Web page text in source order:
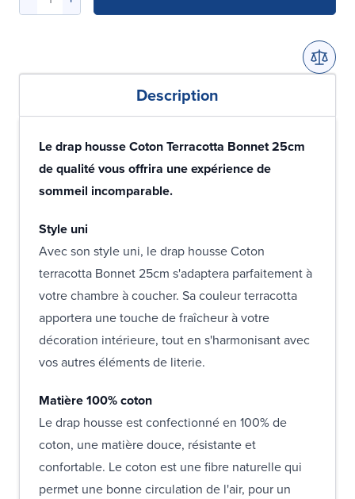
Description
Le drap housse Coton Terracotta Bonnet 25cm
de qualité vous offrira une expérience de
sommeil incomparable.
Style uni
Avec son style uni, le drap housse Coton
terracotta Bonnet 25cm s'adaptera parfaitement à
votre chambre à coucher. Sa couleur terracotta
apportera une touche de fraîcheur à votre
décoration intérieure, tout en s'harmonisant avec
vos autres éléments de literie.
Matière 100% coton
Le drap housse est confectionné en 100% de
coton, une matière douce, résistante et
confortable. Le coton est une fibre naturelle qui
permet une bonne circulation de l'air, pour un